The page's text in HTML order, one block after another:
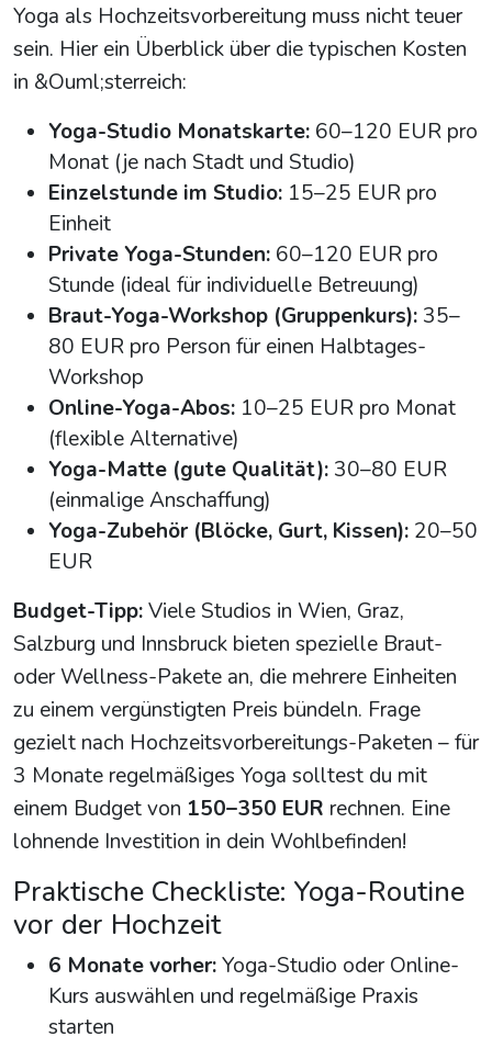
Yoga als Hochzeitsvorbereitung muss nicht teuer
sein. Hier ein Überblick über die typischen Kosten
in &Ouml;sterreich:
Yoga-Studio Monatskarte: 60–120 EUR pro
Monat (je nach Stadt und Studio)
Einzelstunde im Studio: 15–25 EUR pro
Einheit
Private Yoga-Stunden: 60–120 EUR pro
Stunde (ideal für individuelle Betreuung)
Braut-Yoga-Workshop (Gruppenkurs): 35–
80 EUR pro Person für einen Halbtages-
Workshop
Online-Yoga-Abos: 10–25 EUR pro Monat
(flexible Alternative)
Yoga-Matte (gute Qualität): 30–80 EUR
(einmalige Anschaffung)
Yoga-Zubehör (Blöcke, Gurt, Kissen): 20–50
EUR
Budget-Tipp:Viele Studios in Wien, Graz,
Salzburg und Innsbruck bieten spezielle Braut-
oder Wellness-Pakete an, die mehrere Einheiten
zu einem vergünstigten Preis bündeln. Frage
gezielt nach Hochzeitsvorbereitungs-Paketen – für
3 Monate regelmäßiges Yoga solltest du mit
einem Budget von 150–350 EUR rechnen. Eine
lohnende Investition in dein Wohlbefinden!
Praktische Checkliste: Yoga-Routine
vor der Hochzeit
6 Monate vorher:Yoga-Studio oder Online-
Kurs auswählen und regelmäßige Praxis
starten